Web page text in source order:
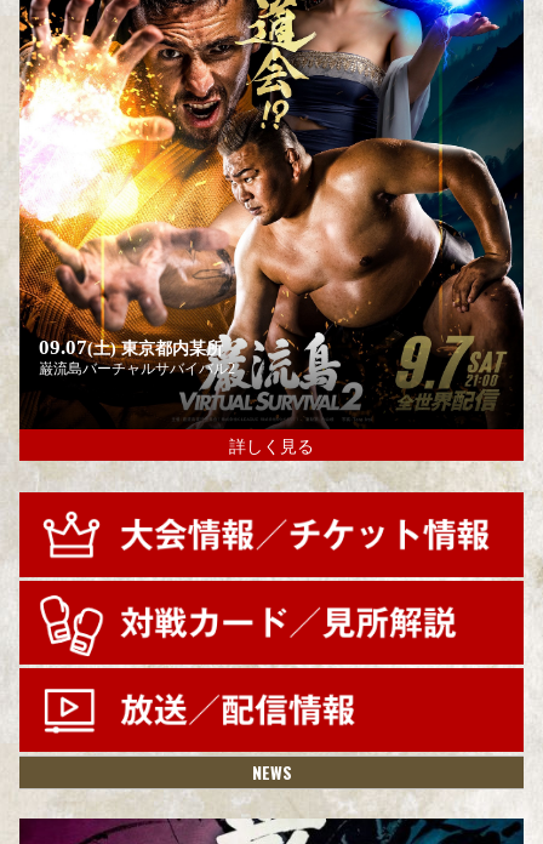
09.07(土)東京都内某所
巌流島バーチャルサバイバル2
詳しく見る
NEWS